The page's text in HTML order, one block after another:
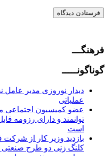
فرهنگـــ
گوناگونـــــ
دیدار نوروزی مدیر عامل
عملیاتی
عضو کمیسیون اجتماعی
توانمند و دارای رزومه
است
بازدید وزیر کار از
کلنگ زنی دو طرح صنعتی